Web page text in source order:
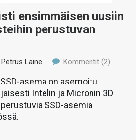
ensimmäisen uusiin
perustuvan
Petrus Laine Kommentit (2)
asema on asemoitu
Intelin ja Micronin 3D
SSD-asemia